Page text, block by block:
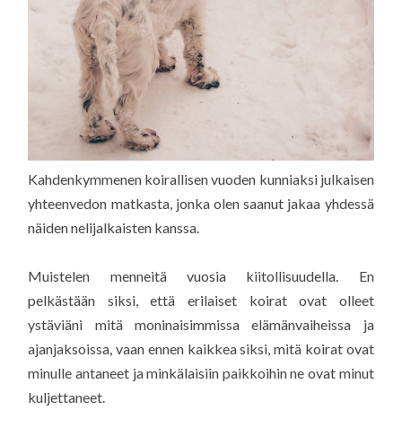
Kahdenkymmenen koirallisen vuoden kunniaksi julkaisen
yhteenvedon matkasta, jonka olen saanut jakaa yhdessä
näiden nelijalkaisten kanssa.
Muistelen menneitä vuosia kiitollisuudella. En
pelkästään siksi, että erilaiset koirat ovat olleet
ystäviäni mitä moninaisimmissa elämänvaiheissa ja
ajanjaksoissa, vaan ennen kaikkea siksi, mitä koirat ovat
minulle antaneet ja minkälaisiin paikkoihin ne ovat minut
kuljettaneet.